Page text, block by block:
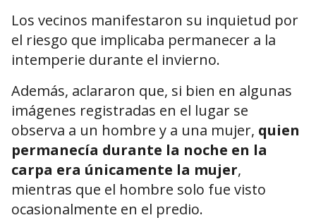
Los vecinos manifestaron su inquietud por
el riesgo que implicaba permanecer a la
intemperie durante el invierno.
Además, aclararon que, si bien en algunas
imágenes registradas en el lugar se
observa a un hombre y a una mujer, quien
permanecía durante la noche en la
carpa era únicamente la mujer,
mientras que el hombre solo fue visto
ocasionalmente en el predio.